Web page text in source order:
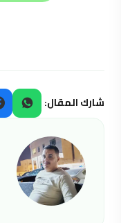
شارك المقال: